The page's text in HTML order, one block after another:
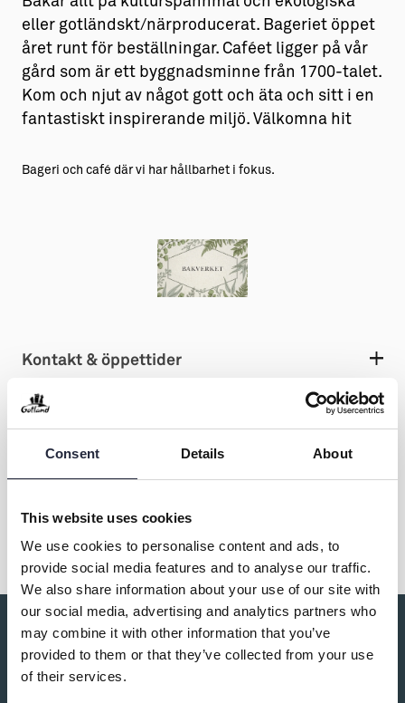
Consent Details About
This website uses cookies
We use cookies to personalise content and ads, to
provide social media features and to analyse our traffic.
We also share information about your use of our site with
our social media, advertising and analytics partners who
may combine it with other information that you’ve
provided to them or that they’ve collected from your use
of their services.
eller gotländskt/närproducerat. Bageriet öppet
året runt för beställningar. Caféet ligger på vår
gård som är ett byggnadsminne från 1700-talet.
Kom och njut av något gott och äta och sitt i en
fantastiskt inspirerande miljö. Välkomna hit
Bageri och café där vi har hållbarhet i fokus.
Kontakt & öppettider
Övrig information
Du kanske också är intresserad av: